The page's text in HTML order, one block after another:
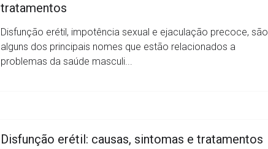
tratamentos
Disfunção erétil, impotência sexual e ejaculação precoce, são
alguns dos principais nomes que estão relacionados a
problemas da saúde masculi...
Disfunção erétil: causas, sintomas e tratamentos